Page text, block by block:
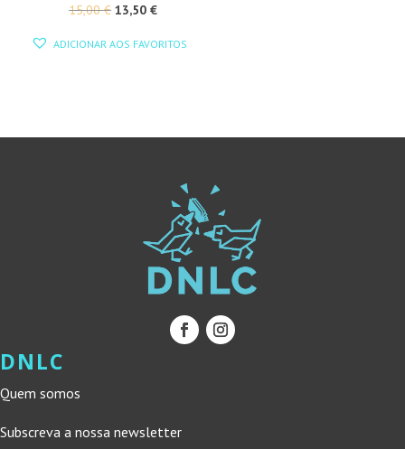
15,00€ O
13,50 €O
ADICIONAR AOS FAVORITOS
DNLC
Quem somos
Subscreva a nossa newsletter